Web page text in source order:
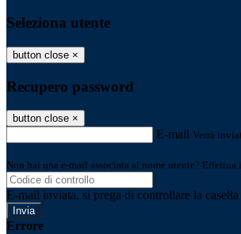
Seleziona utente
button close ×
Recupero password
button close ×
E-mail Verrà
Non hai una e-mail associata al nome utente?
E-mail inviata, si prega di controllare la
Errore